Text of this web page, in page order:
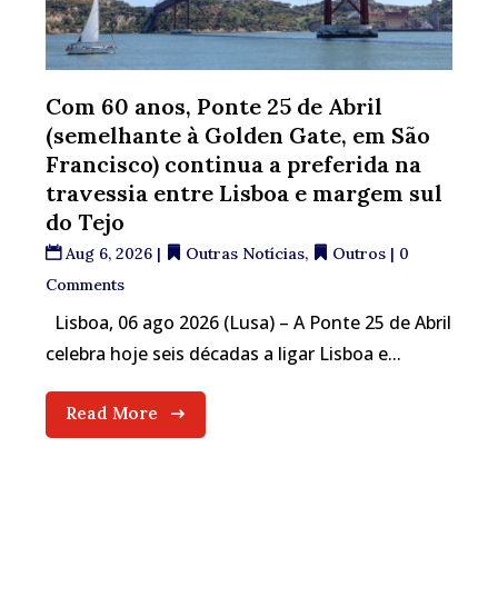
Com 60 anos, Ponte 25 de Abril
(semelhante à Golden Gate, em São
Francisco) continua a preferida na
travessia entre Lisboa e margem sul
do Tejo
Aug 6, 2026 | Outras Notícias, Outros | 0
Comments
Lisboa, 06 ago 2026 (Lusa) – A Ponte 25 de Abril
celebra hoje seis décadas a ligar Lisboa e...
Read More